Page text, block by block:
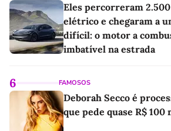
Eles percorreram
elétrico e chegaram a
difícil: o motor a
imbatível na estrada
6 FAMOSOS
Deborah Secco é
que pede quase R$